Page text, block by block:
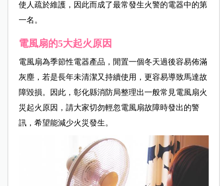
使人疏於維護，因此而成了最常發生火警的電器中的第
一名。
電風扇的5大起火原因
電風扇為季節性電器產品，閒置一個冬天過後容易佈滿
灰塵，若是長年未清潔又持續使用，更容易導致馬達故
障毀損。因此，彰化縣消防局整理出一般常見電風扇火
災起火原因，請大家切勿輕忽電風扇故障時發出的警
訊，希望能減少火災發生。